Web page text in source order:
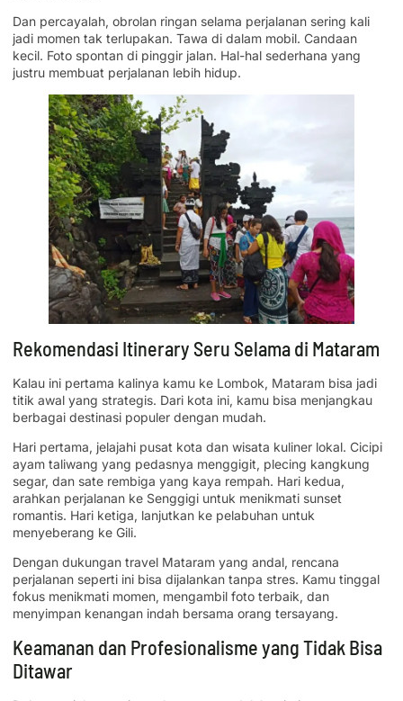
Dan percayalah, obrolan ringan selama perjalanan sering kali
jadi momen tak terlupakan. Tawa di dalam mobil. Candaan
kecil. Foto spontan di pinggir jalan. Hal-hal sederhana yang
justru membuat perjalanan lebih hidup.
Rekomendasi Itinerary Seru Selama di Mataram
Kalau ini pertama kalinya kamu ke Lombok, Mataram bisa jadi
titik awal yang strategis. Dari kota ini, kamu bisa menjangkau
berbagai destinasi populer dengan mudah.
Hari pertama, jelajahi pusat kota dan wisata kuliner lokal. Cicipi
ayam taliwang yang pedasnya menggigit, plecing kangkung
segar, dan sate rembiga yang kaya rempah. Hari kedua,
arahkan perjalanan ke Senggigi untuk menikmati sunset
romantis. Hari ketiga, lanjutkan ke pelabuhan untuk
menyeberang ke Gili.
Dengan dukungan travel Mataram yang andal, rencana
perjalanan seperti ini bisa dijalankan tanpa stres. Kamu tinggal
fokus menikmati momen, mengambil foto terbaik, dan
menyimpan kenangan indah bersama orang tersayang.
Keamanan dan Profesionalisme yang Tidak Bisa
Ditawar